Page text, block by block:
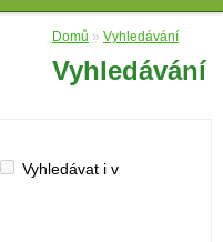
Domů » Vyhledávání
Vyhledávání
Vyhledávat i v